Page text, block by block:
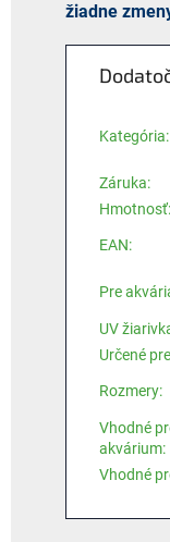
žiadne
Kategória:
Záruka:
Hmotnosť:
EAN:
Pre
UV
Určené
Rozmery:
Vhodné
akvárium:
Vhodné